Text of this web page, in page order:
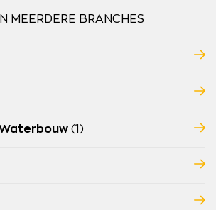
MEERDERE BRANCHES
(1)